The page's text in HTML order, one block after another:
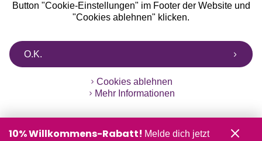
Button "Cookie-Einstellungen" im Footer der Website und
"Cookies ablehnen" klicken.
O.K.
Cookies ablehnen
Mehr Informationen
10% Willkommens-Rabatt! Melde dich jetzt